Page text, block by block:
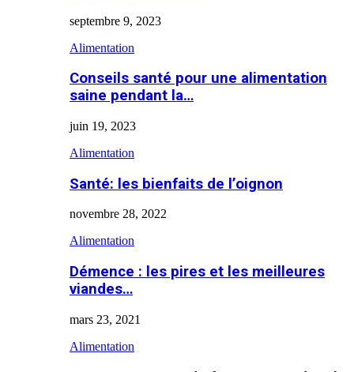
septembre 9, 2023
Alimentation
Conseils santé pour une alimentation
saine pendant la…
juin 19, 2023
Alimentation
Santé: les bienfaits de l’oignon
novembre 28, 2022
Alimentation
Démence : les pires et les meilleures
viandes…
mars 23, 2021
Alimentation